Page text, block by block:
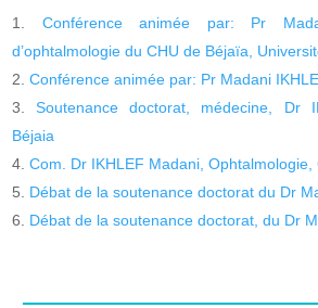
Conférence animée par: Pr
d’ophtalmologie du CHU de Béjaïa,
Conférence animée par: Pr Madani
Soutenance doctorat, médecine, Dr
Béjaia
Com. Dr IKHLEF Madani, Ophtalmologie,
Débat de la soutenance doctorat du Dr
Débat de la soutenance doctorat, du Dr